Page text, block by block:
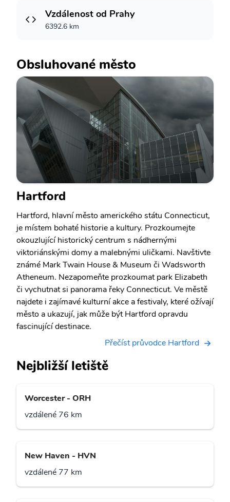
Vzdálenost od Prahy
6392.6 km
Obsluhované město
Hartford
Hartford, hlavní město amerického státu Connecticut,
je místem bohaté historie a kultury. Prozkoumejte
okouzlující historický centrum s nádhernými
viktoriánskými domy a malebnými uličkami. Navštivte
známé Mark Twain House & Museum či Wadsworth
Atheneum. Nezapomeňte prozkoumat park Elizabeth
či vychutnat si panorama řeky Connecticut. Ve městě
najdete i zajímavé kulturní akce a festivaly, které ožívají
město a ukazují, jak může být Hartford opravdu
fascinující destinace.
Přečíst průvodce Hartford
Nejbližší letiště
Worcester - ORH
vzdálené 76 km
New Haven - HVN
vzdálené 77 km